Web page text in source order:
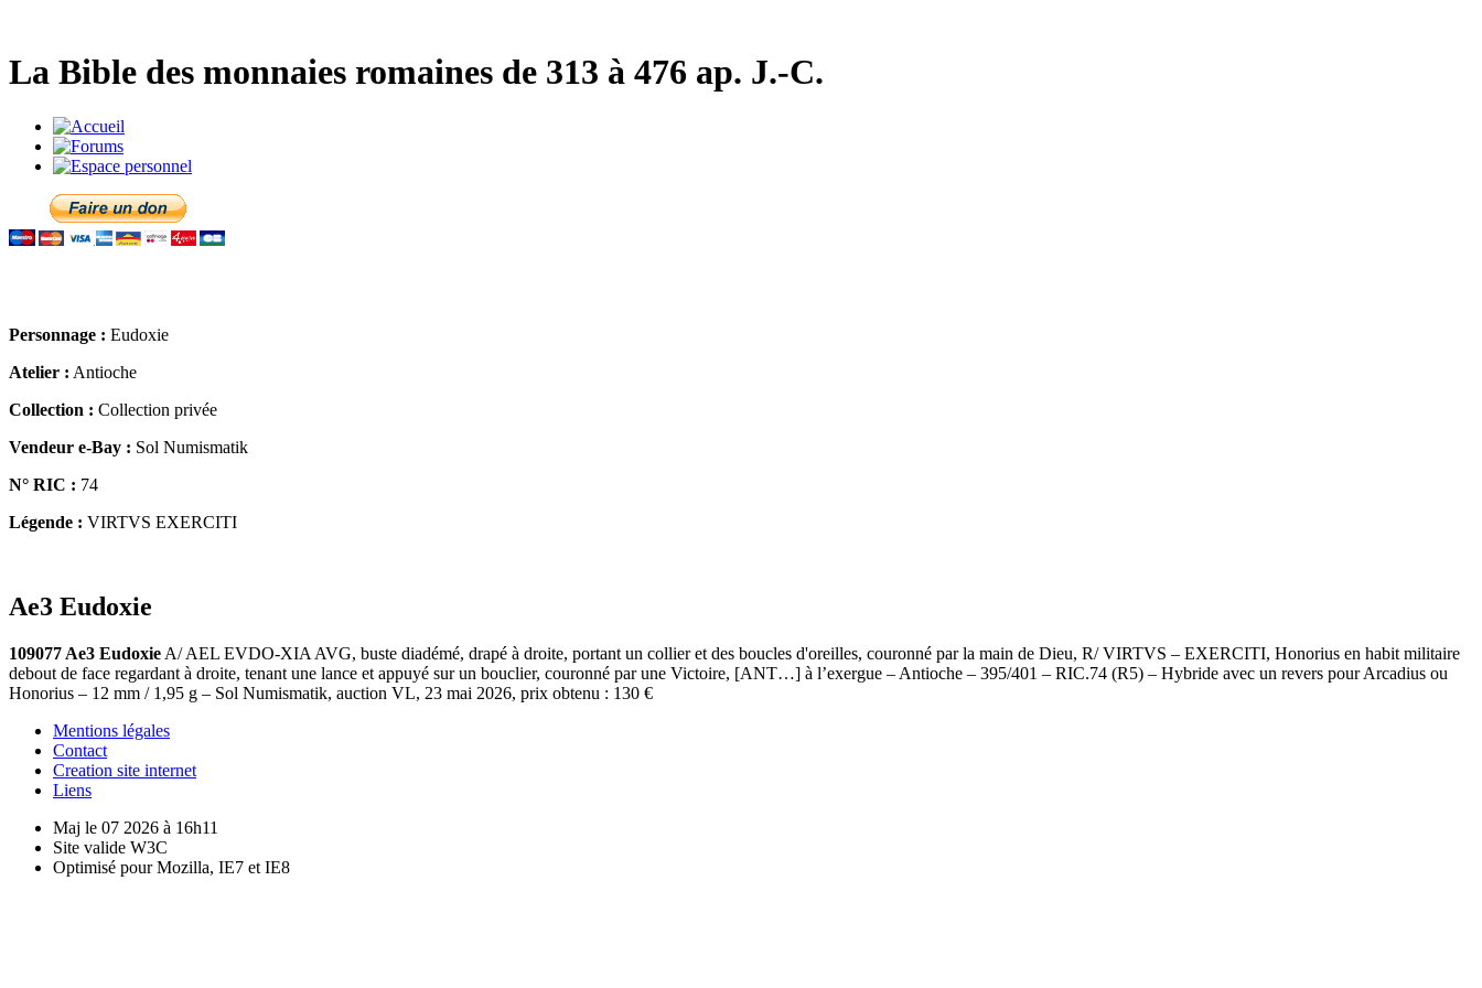
La Bible des monnaies romaines de 313 à 476 ap. J.-C.
Personnage : Eudoxie
Atelier : Antioche
Collection : Collection privée
Vendeur e-Bay : Sol Numismatik
N° RIC : 74
Légende : VIRTVS EXERCITI
Ae3 Eudoxie
109077 Ae3 Eudoxie A/ AEL EVDO-XIA AVG, buste diadémé, drapé à droite, portant un collier et des boucles d'oreilles, couronné par la main de Dieu, R/ VIRTVS – EXERCITI, Honorius en habit militaire
debout de face regardant à droite, tenant une lance et appuyé sur un bouclier, couronné par une Victoire, [ANT…] à l’exergue – Antioche – 395/401 – RIC.74 (R5) – Hybride avec un revers pour Arcadius ou
Honorius – 12 mm / 1,95 g – Sol Numismatik, auction VL, 23 mai 2026, prix obtenu : 130 €
Mentions légales
Contact
Creation site internet
Liens
Maj le 07 2026 à 16h11
Site valide W3C
Optimisé pour Mozilla, IE7 et IE8